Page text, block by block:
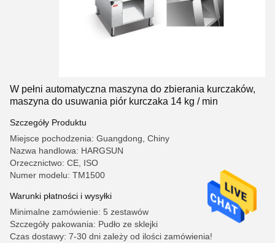
W pełni automatyczna maszyna do zbierania kurczaków,
maszyna do usuwania piór kurczaka 14 kg / min
Szczegóły Produktu
Miejsce pochodzenia: Guangdong, Chiny
Nazwa handlowa: HARGSUN
Orzecznictwo: CE, ISO
Numer modelu: TM1500
Warunki płatności i wysyłki
Minimalne zamówienie: 5 zestawów
Szczegóły pakowania: Pudło ze sklejki
Czas dostawy: 7-30 dni zależy od ilości zamówienia!